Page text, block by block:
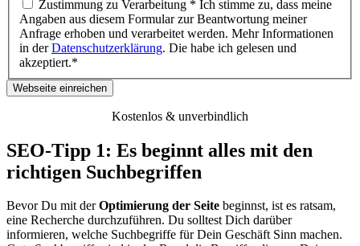
Zustimmung zu Verarbeitung * Ich stimme zu, dass meine
Angaben aus diesem Formular zur Beantwortung meiner
Anfrage erhoben und verarbeitet werden. Mehr Informationen
in derDatenschutzerklärung. Die habe ich gelesen und
akzeptiert.*
Kostenlos & unverbindlich
SEO-Tipp 1: Es beginnt alles mit den
richtigen Suchbegriffen
Bevor Du mit derOptimierung der Seite beginnst, ist es ratsam,
eine Recherche durchzuführen. Du solltest Dich darüber
informieren, welche Suchbegriffe für Dein Geschäft Sinn machen.